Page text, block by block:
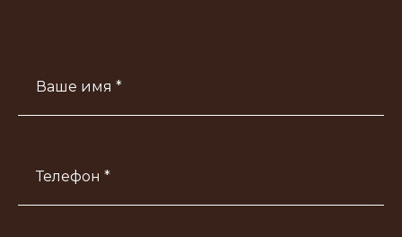
Ваше имя *
Телефон *